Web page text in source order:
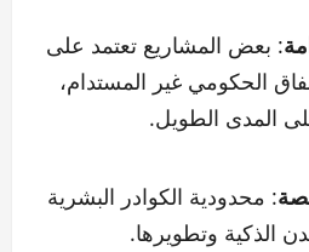
: بعض المشاريع تعتمد على
الحكومي غير المستدام،
المدى الطويل.
: محدودية الكوادر البشرية
الذكية وتطويرها.